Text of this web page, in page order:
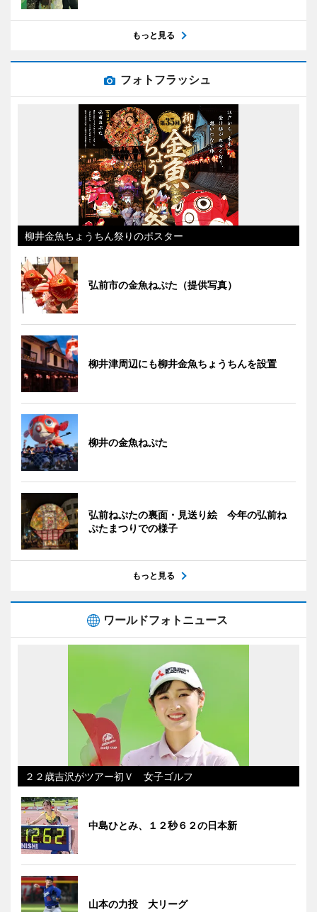
もっと見る
フォトフラッシュ
柳井金魚ちょうちん祭りのポスター
弘前市の金魚ねぷた（提供写真）
柳井津周辺にも柳井金魚ちょうちんを設置
柳井の金魚ねぷた
弘前ねぷたの裏面・見送り絵 今年の弘前ね
ぷたまつりでの様子
もっと見る
ワールドフォトニュース
２２歳吉沢がツアー初Ｖ 女子ゴルフ
中島ひとみ、１２秒６２の日本新
山本の力投 大リーグ